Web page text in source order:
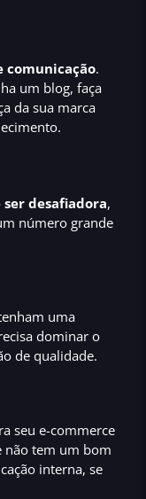
comunicação.
um blog, faça
da sua marca
desafiadora,
número grande
uma
dominar o
de qualidade.
seu e-commerce
não tem um bom
interna, se